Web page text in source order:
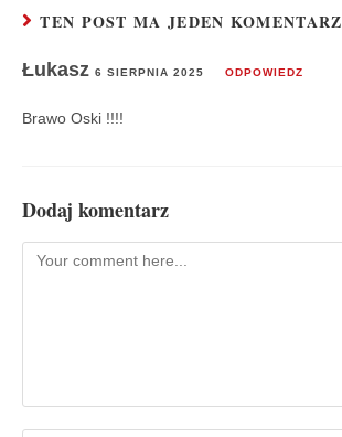
TEN POST MA JEDEN KOMENTARZ
Łukasz 6 SIERPNIA 2025 ODPOWIEDZ
Brawo Oski !!!!
Dodaj komentarz